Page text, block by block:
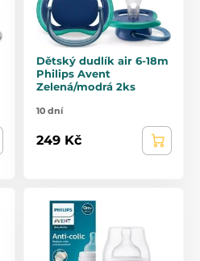
Dětský dudlík air 6-18m
Philips Avent
Zelená/modrá 2ks
10 dní
249 Kč